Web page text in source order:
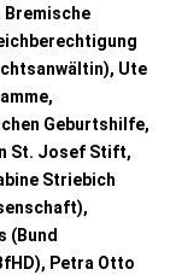
Bremische
Ute
Geburtshilfe,
St. Josef Stift,
Striebich
(Bund
Petra Otto